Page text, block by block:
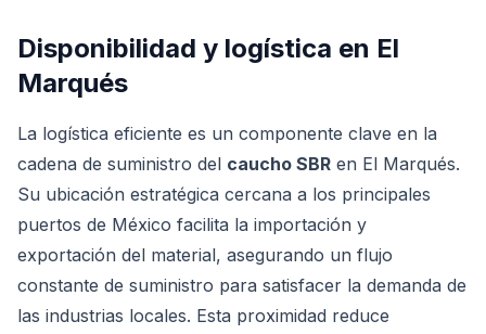
Disponibilidad y logística en El
Marqués
La logística eficiente es un componente clave en la
cadena de suministro del caucho SBR en El Marqués.
Su ubicación estratégica cercana a los principales
puertos de México facilita la importación y
exportación del material, asegurando un flujo
constante de suministro para satisfacer la demanda de
las industrias locales. Esta proximidad reduce